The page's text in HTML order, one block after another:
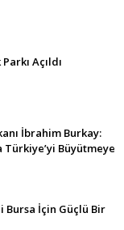
Açıldı
İbrahim Burkay:
Türkiye’yi Büyütmeye
Bursa İçin Güçlü Bir